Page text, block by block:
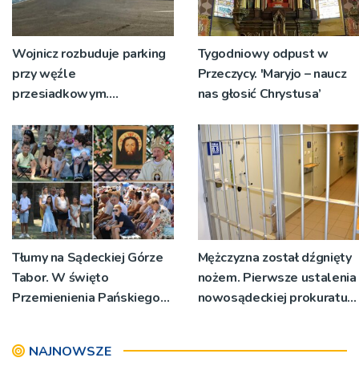
Wojnicz rozbuduje parking
przy węźle
przesiadkowym.
miejsc
Tygodniowy odpust w
Przeczycy. 'Maryjo – naucz
nas głosić Chrystusa’
Tłumy na Sądeckiej Górze
Tabor. W święto
Przemienienia Pańskiego
[ZDJĘCIA]
Mężczyzna został dźgnięty
nożem. Pierwsze ustalenia
nowosądeckiej prokuratury
NAJNOWSZE